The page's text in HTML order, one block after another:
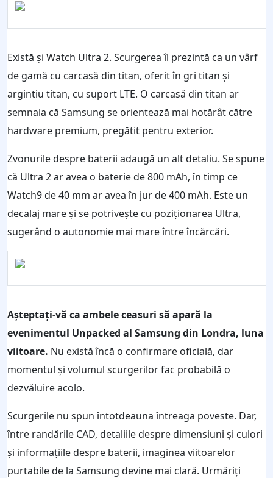
Există și Watch Ultra 2. Scurgerea îl prezintă ca un vârf
de gamă cu carcasă din titan, oferit în gri titan și
argintiu titan, cu suport LTE. O carcasă din titan ar
semnala că Samsung se orientează mai hotărât către
hardware premium, pregătit pentru exterior.
Zvonurile despre baterii adaugă un alt detaliu. Se spune
că Ultra 2 ar avea o baterie de 800 mAh, în timp ce
Watch9 de 40 mm ar avea în jur de 400 mAh. Este un
decalaj mare și se potrivește cu poziționarea Ultra,
sugerând o autonomie mai mare între încărcări.
Așteptați-vă ca ambele ceasuri să apară la
evenimentul Unpacked al Samsung din Londra, luna
viitoare. Nu există încă o confirmare oficială, dar
momentul și volumul scurgerilor fac probabilă o
dezvăluire acolo.
Scurgerile nu spun întotdeauna întreaga poveste. Dar,
între randările CAD, detaliile despre dimensiuni și culori
și informațiile despre baterii, imaginea viitoarelor
purtabile de la Samsung devine mai clară. Urmăriți